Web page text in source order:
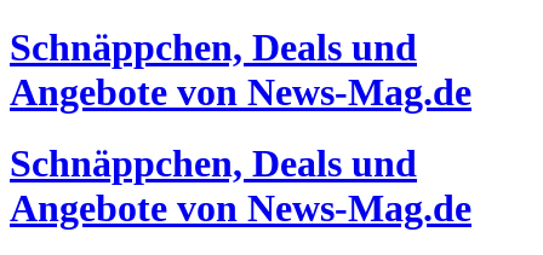
Schnäppchen, Deals und
Angebote von News-Mag.de
Schnäppchen, Deals und
Angebote von News-Mag.de